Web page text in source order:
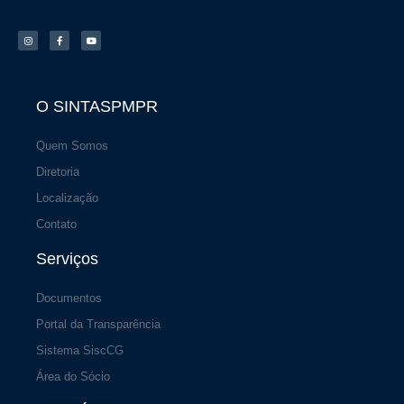
s
t
a
c
e
b
u
t
u
O SINTASPMPR
Quem Somos
Diretoria
Localização
Contato
Serviços
Documentos
Portal da Transparência
Sistema SiscCG
Área do Sócio